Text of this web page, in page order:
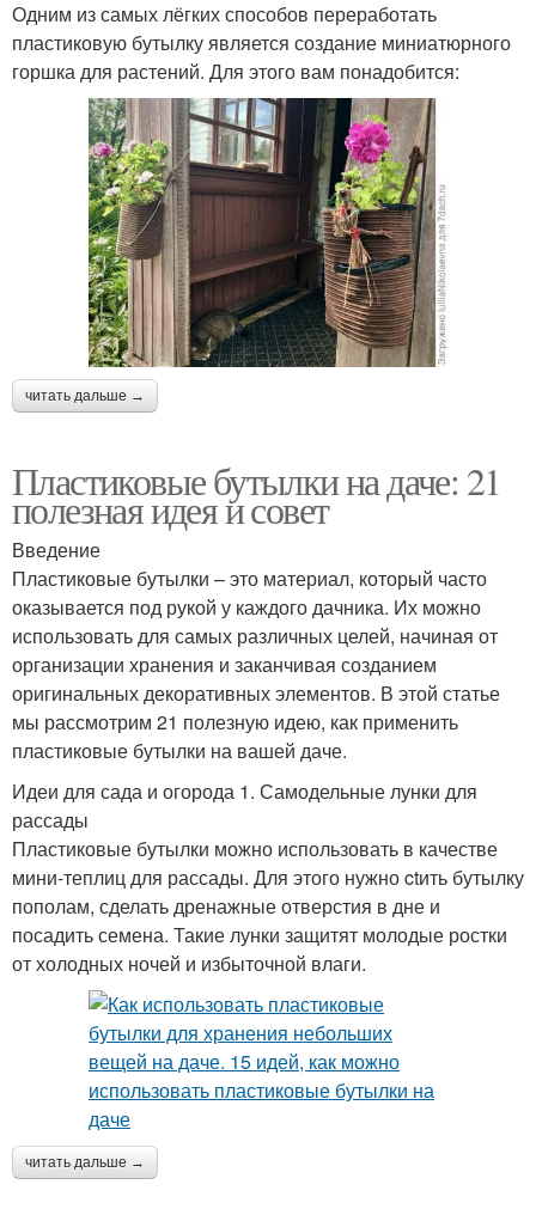
Одним из самых лёгких способов переработать
пластиковую бутылку является создание миниатюрного
горшка для растений. Для этого вам понадобится:
читать дальше →
Пластиковые бутылки на даче: 21
полезная идея и совет
Введение
Пластиковые бутылки – это материал, который часто
оказывается под рукой у каждого дачника. Их можно
использовать для самых различных целей, начиная от
организации хранения и заканчивая созданием
оригинальных декоративных элементов. В этой статье
мы рассмотрим 21 полезную идею, как применить
пластиковые бутылки на вашей даче.
Идеи для сада и огорода 1. Самодельные лунки для
рассады
Пластиковые бутылки можно использовать в качестве
мини-теплиц для рассады. Для этого нужно ctить бутылку
пополам, сделать дренажные отверстия в дне и
посадить семена. Такие лунки защитят молодые ростки
от холодных ночей и избыточной влаги.
читать дальше →